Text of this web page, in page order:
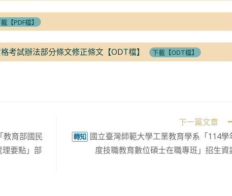
【PDF檔】
考試辦法部分條文修正條文【ODT檔】 下載【ODT檔】
教育部國民
要點」部
下一篇文章
轉知 國立臺灣師範大學工業教育學系「114學
度技職教育數位碩士在職專班」招生資